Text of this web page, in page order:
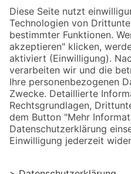
Mo-Fr: 09.00 - 12.00
Samstag:
Sonntag:
Winter
Mo-Fr: 09.00 - 12.00
Samstag:
Sonntag: 09.00 - 12.00